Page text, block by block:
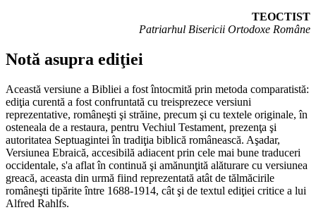
TEOCTIST
Patriarhul Bisericii Ortodoxe Române
Notă asupra ediţiei
Această versiune a Bibliei a fost întocmită prin metoda comparatistă:
ediţia curentă a fost confruntată cu treisprezece versiuni
reprezentative, româneşti şi străine, precum şi cu textele originale, în
osteneala de a restaura, pentru Vechiul Testament, prezenţa şi
autoritatea Septuagintei în tradiţia biblică românească. Aşadar,
Versiunea Ebraică, accesibilă adiacent prin cele mai bune traduceri
occidentale, s'a aflat în continuă şi amănunţită alăturare cu versiunea
greacă, aceasta din urmă fiind reprezentată atât de tălmăcirile
româneşti tipărite între 1688-1914, cât şi de textul ediţiei critice a lui
Alfred Rahlfs.